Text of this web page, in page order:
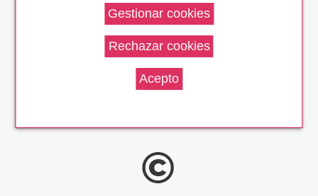
14 Días Devolución